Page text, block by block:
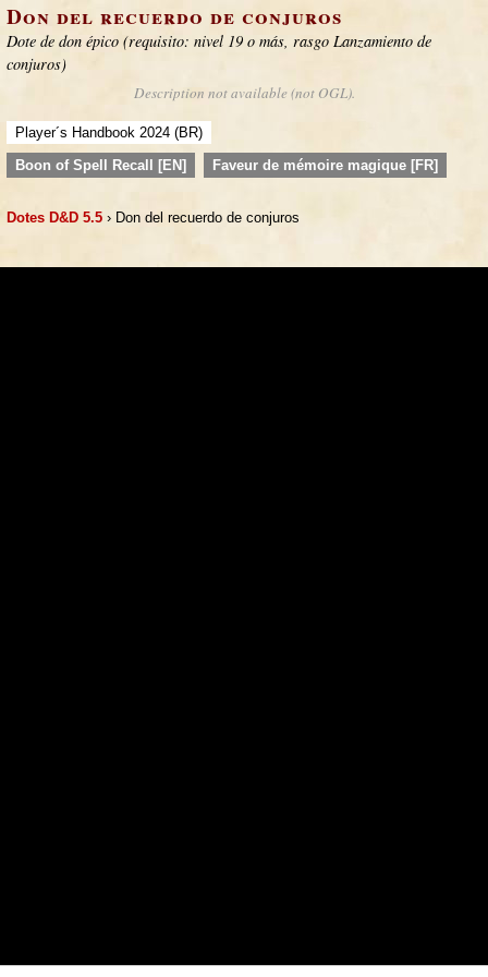
Don del recuerdo de conjuros
Dote de don épico (requisito: nivel 19 o más, rasgo Lanzamiento de
conjuros)
Description not available (not OGL).
Player´s Handbook 2024 (BR)
Boon of Spell Recall [EN]
Faveur de mémoire magique [FR]
Dotes D&D 5.5 › Don del recuerdo de conjuros